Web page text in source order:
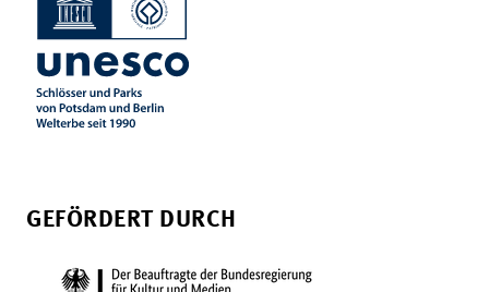
GEFÖRDERT DURCH